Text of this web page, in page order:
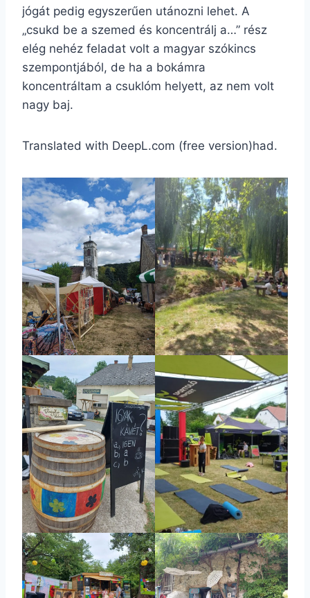
jógát pedig egyszerűen utánozni lehet. A
„csukd be a szemed és koncentrálj a…” rész
elég nehéz feladat volt a magyar szókincs
szempontjából, de ha a bokámra
koncentráltam a csuklóm helyett, az nem volt
nagy baj.
Translated with DeepL.com (free version)had.